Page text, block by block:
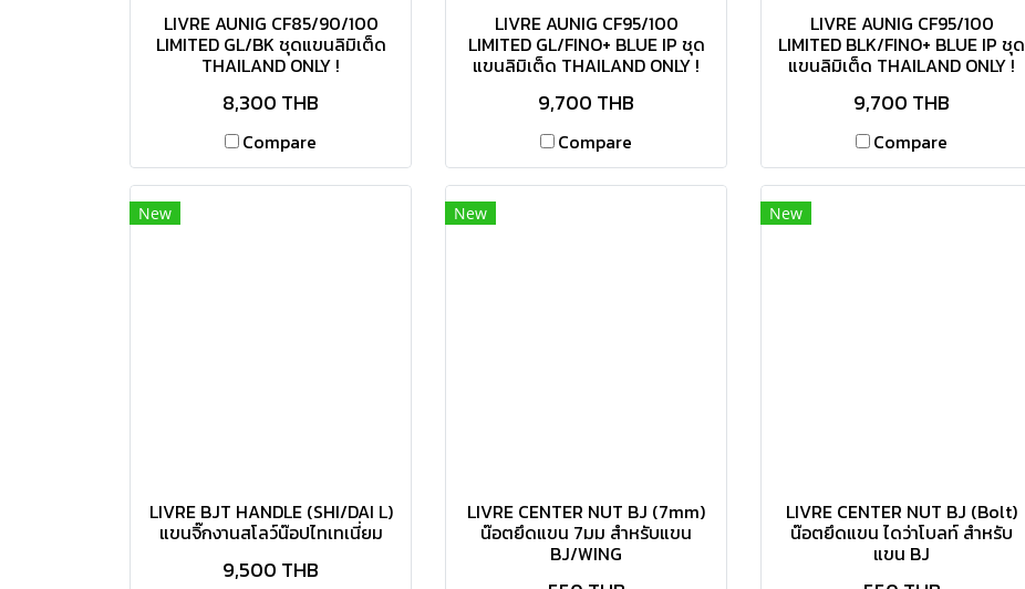
LIVRE AUNIG CF85/90/100
LIMITED GL/BK ชุดแขนลิมิเต็ด
THAILAND ONLY !
8,300 THB
Compare
LIVRE AUNIG CF95/100
LIMITED GL/FINO+ BLUE IP ชุด
แขนลิมิเต็ด THAILAND ONLY !
9,700 THB
Compare
LIVRE AUNIG CF95/100
LIMITED BLK/FINO+ BLUE IP ชุด
แขนลิมิเต็ด THAILAND ONLY !
9,700 THB
Compare
New
LIVRE BJT HANDLE (SHI/DAI L)
แขนจิ๊กงานสโลว์น๊อปไทเทเนี่ยม
9,500 THB
New
LIVRE CENTER NUT BJ (7mm)
น๊อตยึดแขน 7มม สำหรับแขน
BJ/WING
New
LIVRE CENTER NUT BJ (Bolt)
น๊อตยึดแขน ไดว่าโบลท์ สำหรับ
แขน BJ